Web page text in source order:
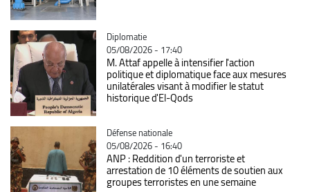
Catégorie
Diplomatie
05/08/2026 - 17:40
M. Attaf appelle à intensifier l'action
politique et diplomatique face aux mesures
unilatérales visant à modifier le statut
historique d'El-Qods
Catégorie
Défense nationale
05/08/2026 - 16:40
ANP : Reddition d'un terroriste et
arrestation de 10 éléments de soutien aux
groupes terroristes en une semaine